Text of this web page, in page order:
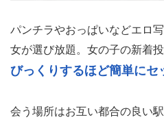
パンチラやおっぱいなどエロ
女が選び放題。女の子の新着
びっくりするほど簡単にセ
会う場所はお互い都合の良い